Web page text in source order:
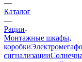
—
Каталог
—
Рации
Монтажные шкафы,
коробки
сигнализации